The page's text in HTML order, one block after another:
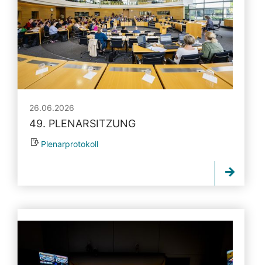
26.06.2026
49. PLENARSITZUNG
Plenarprotokoll